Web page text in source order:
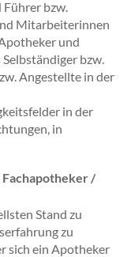
bzw.
Mitarbeiterinnen
und
bzw.
Angestellte in der
in der
in
/
Stand zu
zu
sich ein Apotheker